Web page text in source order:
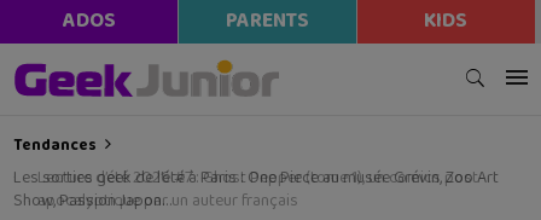
ADOS PARENTS KIDS
Tendances
Les sorties geek de l’été à Paris : One Piece au musée Grévin, Zoo Art
Show, Passion Japon…